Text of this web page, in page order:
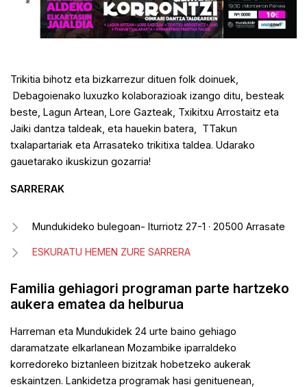
Trikitia bihotz eta bizkarrezur dituen folk doinuek,
Debagoienako luxuzko kolaborazioak izango ditu, besteak
beste, Lagun Artean, Lore Gazteak, Txikitxu Arrostaitz eta
Jaiki dantza taldeak, eta hauekin batera, TTakun
txalapartariak eta Arrasateko trikitixa taldea. Udarako
gauetarako ikuskizun gozarria!
SARRERAK
Mundukideko bulegoan- Iturriotz 27-1 · 20500 Arrasate
ESKURATU HEMEN ZURE SARRERA
Familia gehiagori programan parte hartzeko
aukera ematea da helburua
Harreman eta Mundukidek 24 urte baino gehiago
daramatzate elkarlanean Mozambike iparraldeko
korredoreko biztanleen bizitzak hobetzeko aukerak
eskaintzen. Lankidetza programak hasi genituenean,